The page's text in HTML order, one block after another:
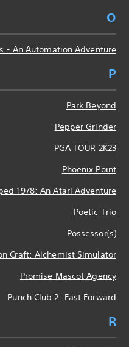
O
- An Automation Adventure
P
Park Beyond
Pepper Grinder
PGA TOUR 2K23
Phoenix Point
1978: An Atari Adventure
Poetic Trio
Possessor(s)
Craft: Alchemist Simulator
Promise Mascot Agency
Punch Club 2: Fast Forward
R